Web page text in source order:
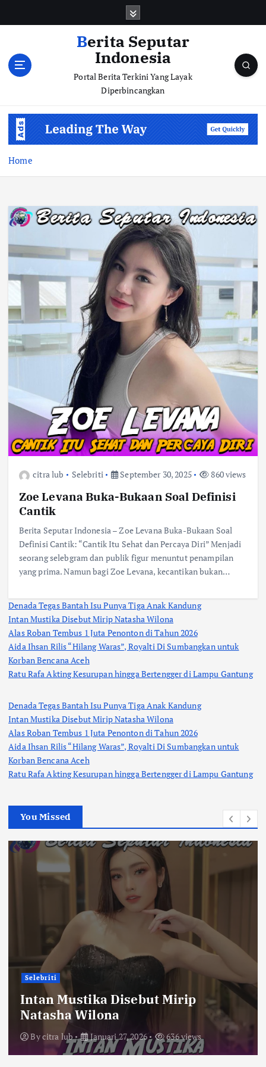
Berita Seputar
Indonesia
Portal Berita Terkini Yang Layak
Diperbincangkan
Home
citra lub Selebriti September 30, 2025 860 views
Zoe Levana Buka-Bukaan Soal Definisi
Cantik
Berita Seputar Indonesia – Zoe Levana Buka-Bukaan Soal
Definisi Cantik: “Cantik Itu Sehat dan Percaya Diri” Menjadi
seorang selebgram dan publik figur menuntut penampilan
yang prima. Namun bagi Zoe Levana, kecantikan bukan…
Denada Tegas Bantah Isu Punya Tiga Anak Kandung
Intan Mustika Disebut Mirip Natasha Wilona
Alas Roban Tembus 1 Juta Penonton di Tahun 2026
Aida Ihsan Rilis “Hilang Waras”, Royalti Di Sumbangkan untuk
Korban Bencana Aceh
Ratu Rafa Akting Kesurupan hingga Bertengger di Lampu Gantung
Denada Tegas Bantah Isu Punya Tiga Anak Kandung
Intan Mustika Disebut Mirip Natasha Wilona
Alas Roban Tembus 1 Juta Penonton di Tahun 2026
Aida Ihsan Rilis “Hilang Waras”, Royalti Di Sumbangkan untuk
Korban Bencana Aceh
Ratu Rafa Akting Kesurupan hingga Bertengger di Lampu Gantung
You Missed
Selebriti
Intan Mustika Disebut Mirip
Natasha Wilona
Bycitra lub Januari 27, 2026 636 views